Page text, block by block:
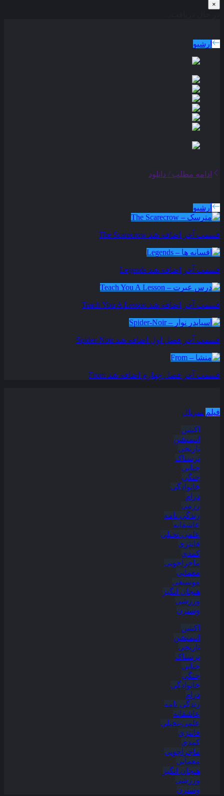
×
آرشیو
ادامه مطلب / دانلود
آرشیو
قسمت آخر اضافه شد The Scarecrow
قسمت آخر اضافه شد Legends
قسمت آخر اضافه شد Teach You A Lesson
قسمت آخر فصل اول اضافه شد Spider-Noir
قسمت آخر فصل چهارم اضافه شد From
فیلم سریال
اکشن
انیمیشن
تاریخی
ترسناک
جنایی
جنگی
خانوادگی
درام
رزمی
زندگی نامه
عاشقانه
علمی-تخیلی
فانتزی
کمدی
ماجراجویی
معمایی
موسیقی
هیجان انگیز
ورزشی
وسترن
اکشن
انیمیشن
تاریخی
ترسناک
جنایی
جنگی
خانوادگی
درام
زندگی نامه
عاشقانه
علمی-تخیلی
فانتزی
کمدی
ماجراجویی
معمایی
هیجان انگیز
ورزشی
وسترن